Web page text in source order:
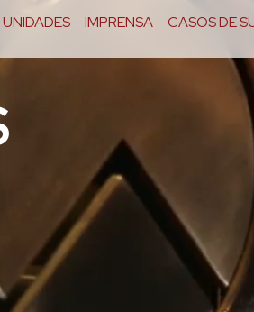
UNIDADES IMPRENSA CASOS DE